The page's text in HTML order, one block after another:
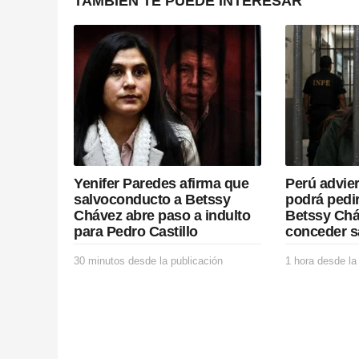
g
i
n
a
t
i
o
n
Yenifer Paredes afirma que
salvoconducto a Betssy
Chávez abre paso a indulto
para Pedro Castillo
30 minutos desde la publicación
Perú
podrá
Betssy
conceder
1 hora desde